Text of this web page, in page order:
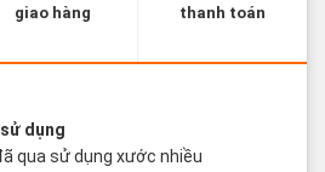
giao hàng
thanh toán
dụng
qua sử dụng xước nhiều